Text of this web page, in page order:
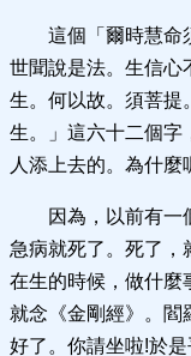
這個「爾時慧命
世聞說是法。生信心
生。何以故。須菩提
生。」這六十二個字
人添上去的。為什麼
因為，以前有一
急病就死了。死了，
在生的時候，做什麼
就念《金剛經》。閻
好了。你請坐啦!於